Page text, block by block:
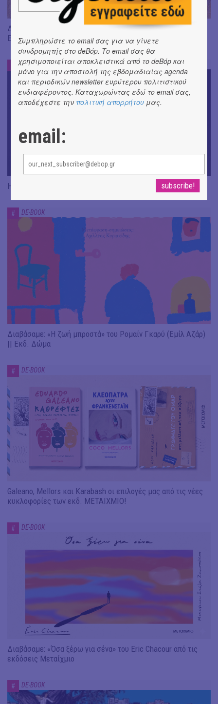
Διαβάσαμε: «Η πηγή των δακρύων» του Jean-Paul Dubois ||
Εκδ. Δώμα
DE-BOOK
Η Rene Karabash στις εκδόσεις Μεταίχμιο
# DE-BOOK
Διαβάσαμε: «Η ζωή μπροστά» του Ρομαίν Γκαρύ (Εμίλ Αζάρ)
|| Εκδ. Δώμα
# DE-BOOK
Galeano, Mellors και Karabash οι επιλογές μας από τις νέες
κυκλοφορίες των εκδ. ΜΕΤΑΙΧΜΙΟ!
# DE-BOOK
Διαβάσαμε: «Όσα ξέρω για σένα» του Eric Chacour από τις
εκδόσεις Μεταίχμιο
# DE-BOOK
Συμπληρώστε το email σας για να γίνετε
συνδρομητής στο deBόp. Το email σας θα
χρησιμοποιείται αποκλειστικά από το deBόp και
μόνο για την αποστολή της εβδομαδιαίας agenda
και περιοδικών newsletter ευρύτερου πολιτιστικού
ενδιαφέροντος. Καταχωρώντας εδώ το email σας,
αποδέχεστε την πολιτική απορρήτου μας.
email: